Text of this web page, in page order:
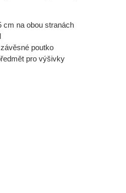
cm na obou stranách
poutko
pro výšivky